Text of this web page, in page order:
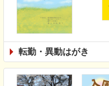
転勤・異動はがき